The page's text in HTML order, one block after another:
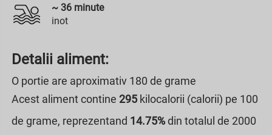
~ 36 minute
inot
Detalii aliment:
O portie are aproximativ 180 de grame
Acest aliment contine 295 kilocalorii (calorii) pe 100
de grame, reprezentand 14.75%din totalul de 2000